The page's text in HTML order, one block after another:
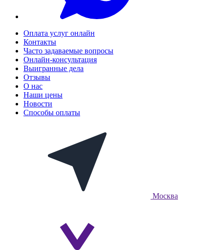
Оплата услуг онлайн
Контакты
Часто задаваемые вопросы
Онлайн-консультация
Выигранные дела
Отзывы
О нас
Наши цены
Новости
Способы оплаты
Москва